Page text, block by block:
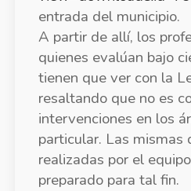
entrada del municipio.
A partir de allí, los
quienes evalúan bajo
tienen que ver con la
resaltando que no es
intervenciones en los
particular. Las mismas
realizadas por el
preparado para tal fin.